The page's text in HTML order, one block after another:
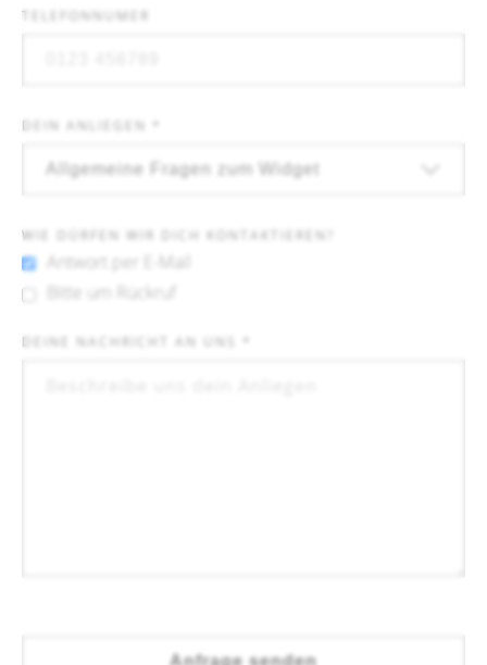
TELEFONNUMER
DEIN ANLIEGEN *
WIE DÜRFEN WIR DICH KONTAKTIEREN?
Antwort per E-Mail
Bitte um Rückruf
DEINE NACHRICHT AN UNS *